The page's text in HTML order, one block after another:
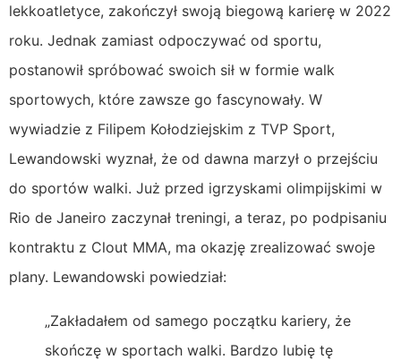
lekkoatletyce, zakończył swoją biegową karierę w 2022
roku. Jednak zamiast odpoczywać od sportu,
postanowił spróbować swoich sił w formie walk
sportowych, które zawsze go fascynowały. W
wywiadzie z Filipem Kołodziejskim z TVP Sport,
Lewandowski wyznał, że od dawna marzył o przejściu
do sportów walki. Już przed igrzyskami olimpijskimi w
Rio de Janeiro zaczynał treningi, a teraz, po podpisaniu
kontraktu z Clout MMA, ma okazję zrealizować swoje
plany. Lewandowski powiedział:
„Zakładałem od samego początku kariery, że
skończę w sportach walki. Bardzo lubię tę